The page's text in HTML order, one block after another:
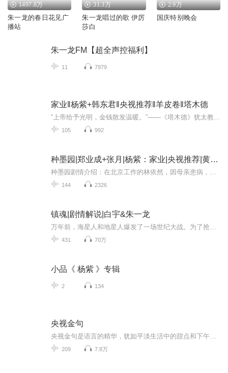
1497.8万
朱一龙的春日花见广
播站
31.3万
朱一龙唱过的歌 伊厉
莎白
2.9万
国庆特别晚会
朱一龙FM【超全声控福利】
11 7979
家业‖杨紫+韩东君‖央视推荐‖羊皮卷‖塔木德
105 992
种墨园|郑业成+张月|杨紫：家业|央视推荐|黄金案
144 2326
镇魂|剧情解说|白宇&朱一龙
431 70万
小品《 杨紫 》专辑
2 134
央视金句
209 7.8万